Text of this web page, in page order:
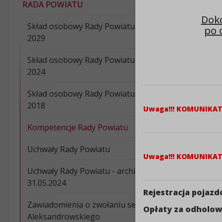
RADA POWIATU
Skład osobowy Rady Powiatu kadencji 2024 -
2029
Skład osobowy Rady Powiatu kadencji 2018 –
2024
Skład osobowy Rady Powiatu kadencji 2014 –
2018
Kompetencje Rady Powiatu
Uchwały Rady Powiatu
Uchwały Rady Powiatu - archiwum do
31.05.2024
Zawiadomienia o zwołaniu sesji Rady Powiatu
Aleksandrowskiego
po
Uwaga!!! KOMUNIKAT
Uwaga!!! KOMUNIKAT
Rejestracja
Opłaty za